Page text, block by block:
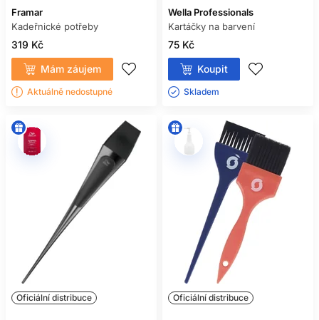
Framar
Kadeřnické potřeby
319 Kč
Mám záujem
Aktuálně nedostupné
Wella Professionals
Kartáčky na barvení
75 Kč
Koupit
Skladem ㅤ
Oficiální distribuce Oficiální distribuce